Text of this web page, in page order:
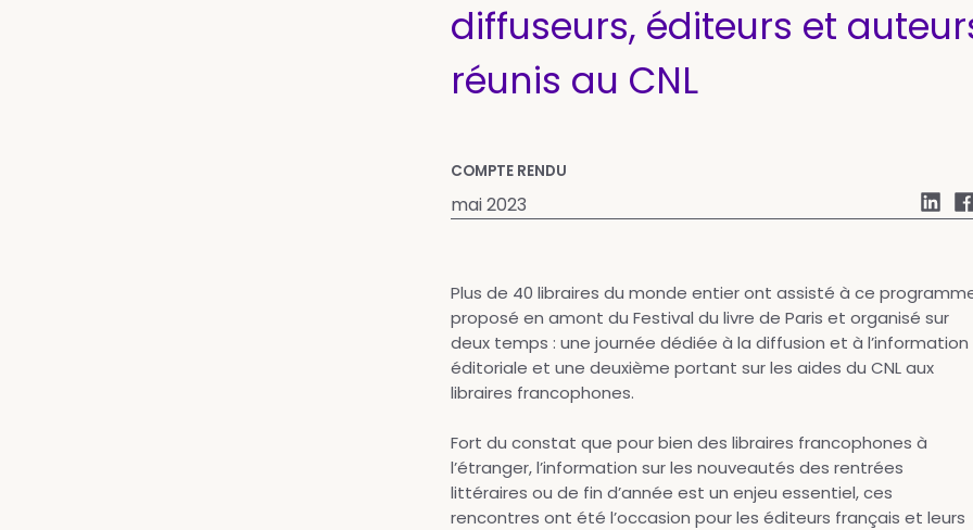
diffuseurs, éditeurs et
réunis au CNL
COMPTE RENDU
mai 2023
Plus de 40 libraires du monde entier ont assisté à ce
proposé en amont du Festival du livre de Paris et organisé sur
deux temps : une journée dédiée à la diffusion et à l’information
éditoriale et une deuxième portant sur les aides du CNL aux
libraires francophones.
Fort du constat que pour bien des libraires francophones à
l’étranger, l’information sur les nouveautés des rentrées
littéraires ou de fin d’année est un enjeu essentiel, ces
rencontres ont été l’occasion pour les éditeurs français et leurs